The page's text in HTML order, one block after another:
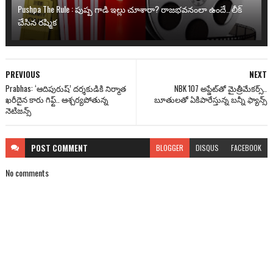
Pushpa The Rule : పుష్ప గాడి ఇల్లు చూశారా? రాజభవనంలా ఉందే.. లీక్
చేసిన రష్మిక
NEXT
NBK 107 అప్డేట్‌తో మైత్రీమేకర్స్..
బూతులతో ఏకిపారేస్తున్న బన్నీ ఫ్యాన్స్
PREVIOUS
Prabhas: ‘ఆదిపురుష్’ దర్శకుడికి నిర్మాత
ఖరీదైన కారు గిఫ్ట్.. ఆశ్చ‌ర్య‌పోతున్న
నెటిజ‌న్స్‌
POST COMMENT BLOGGER DISQUS FACEBOOK
No comments